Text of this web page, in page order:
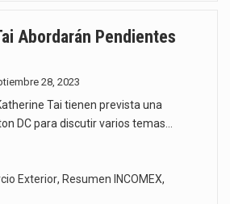
Abordarán Pendientes
28, 2023
Tai tienen prevista una
DC para discutir varios temas…
Exterior, Resumen INCOMEX,